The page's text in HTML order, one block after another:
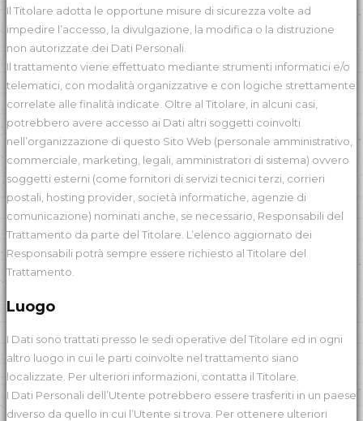
Il Titolare adotta le opportune misure di sicurezza volte ad
impedire l’accesso, la divulgazione, la modifica o la distruzione
non autorizzate dei Dati Personali.
Il trattamento viene effettuato mediante strumenti informatici e/o
telematici, con modalità organizzative e con logiche strettamente
correlate alle finalità indicate. Oltre al Titolare, in alcuni casi,
potrebbero avere accesso ai Dati altri soggetti coinvolti
nell’organizzazione di questo Sito Web (personale amministrativo,
commerciale, marketing, legali, amministratori di sistema) ovvero
soggetti esterni (come fornitori di servizi tecnici terzi, corrieri
postali, hosting provider, società informatiche, agenzie di
comunicazione) nominati anche, se necessario, Responsabili del
Trattamento da parte del Titolare. L’elenco aggiornato dei
Responsabili potrà sempre essere richiesto al Titolare del
Trattamento.
Luogo
I Dati sono trattati presso le sedi operative del Titolare ed in ogni
altro luogo in cui le parti coinvolte nel trattamento siano
localizzate. Per ulteriori informazioni, contatta il Titolare.
I Dati Personali dell’Utente potrebbero essere trasferiti in un paese
diverso da quello in cui l’Utente si trova. Per ottenere ulteriori